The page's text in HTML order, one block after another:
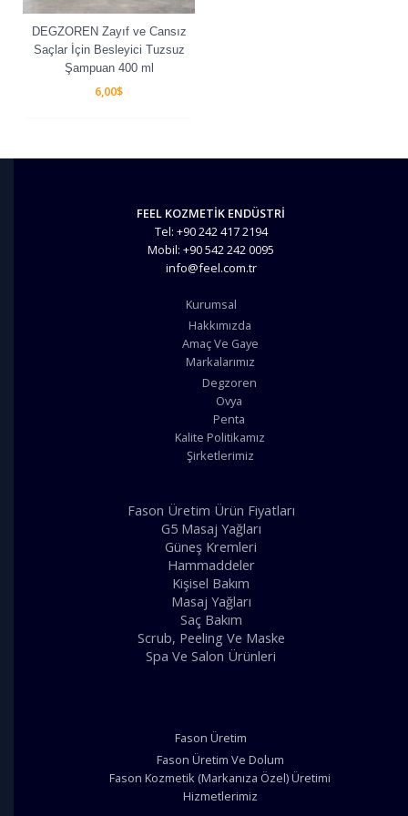
DEGZOREN Zayıf ve Cansız
Saçlar İçin Besleyici Tuzsuz
Şampuan 400 ml
6,00$
FEEL KOZMETİK ENDÜSTRİ
Tel: +90 242 417 2194
Mobil: +90 542 242 0095
info@feel.com.tr
Kurumsal
Hakkımızda
Amaç Ve Gaye
Markalarımız
Degzoren
Ovya
Penta
Kalite Politikamız
Şirketlerimiz
Fason Üretim Ürün Fiyatları
G5 Masaj Yağları
Güneş Kremleri
Hammaddeler
Kişisel Bakım
Masaj Yağları
Saç Bakım
Scrub, Peeling Ve Maske
Spa Ve Salon Ürünleri
Fason Üretim
Fason Üretim Ve Dolum
Fason Kozmetik (Markanıza Özel) Üretimi
Hizmetlerimiz